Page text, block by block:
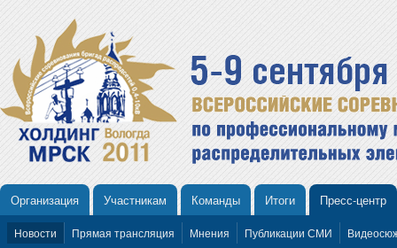
Организация Участникам Команды Итоги Пресс-центр
Новости Прямая трансляция Мнения Публикации СМИ